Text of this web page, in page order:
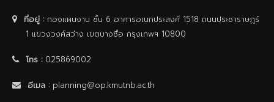
ที่อยู่ :กองแผนงาน ชั้น 6 อาคารอเนกประสงค์ 1518 ถนนประชาราษฎร์
1 แขวงวงศ์สว่าง เขตบางซื่อ กรุงเทพฯ 10800
โทร :025869002
อีเมล : planning@op.kmutnb.ac.th